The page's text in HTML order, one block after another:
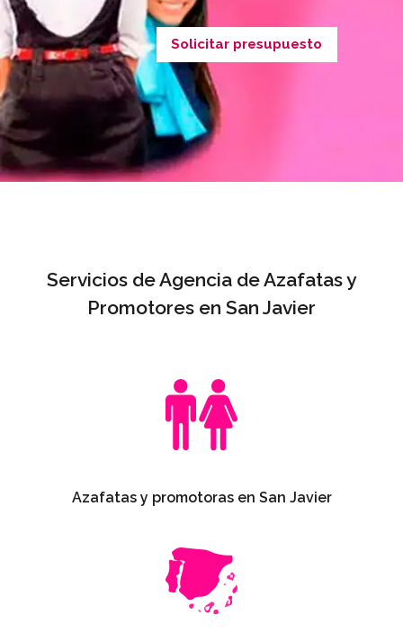
Solicitar presupuesto
Servicios de Agencia de Azafatas y
Promotores en San Javier
Azafatas y promotoras en San Javier